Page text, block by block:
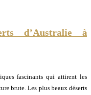
d’Australie à
fascinants qui attirent les
brute. Les plus beaux déserts